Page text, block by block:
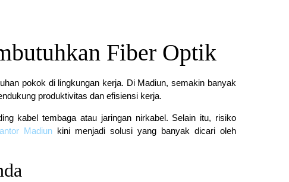
Fiber Optik
pokok di lingkungan kerja. Di Madiun, semakin banyak
produktivitas dan efisiensi kerja.
kabel tembaga atau jaringan nirkabel. Selain itu, risiko
Madiunkini menjadi solusi yang banyak dicari oleh